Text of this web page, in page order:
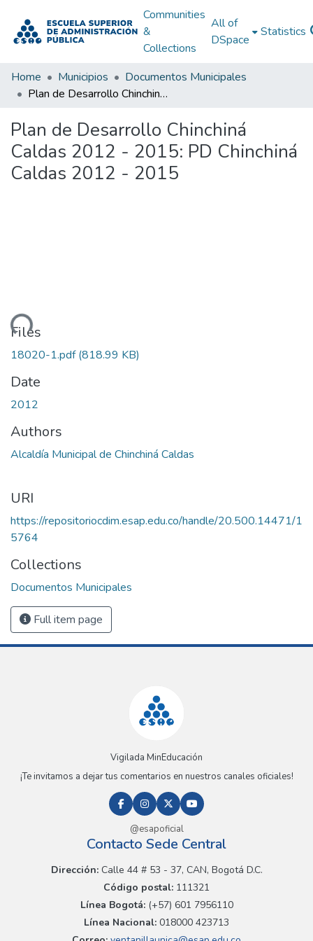
Communities
&
Collections
All of
DSpace
Statistics
Home Municipios
Documentos Municipales
Plan de Desarrollo Chinchiná Caldas 2012 - 2015: PD Chinchiná Caldas 2012 - 2015
Plan de Desarrollo Chinchiná
Caldas 2012 - 2015: PD Chinchiná
Caldas 2012 - 2015
Files
18020-1.pdf(818.99 KB)
Date
2012
Authors
Alcaldía Municipal de Chinchiná Caldas
URI
https://repositoriocdim.esap.edu.co/handle/20.500.14471/1
5764
Collections
Documentos Municipales
Full item page
Vigilada MinEducación
¡Te invitamos a dejar tus comentarios en nuestros canales oficiales!
@esapoficial
Contacto Sede Central
Dirección:Calle 44 # 53 - 37, CAN, Bogotá D.C.
Código postal: 111321
Línea Bogotá:(+57) 601 7956110
Línea Nacional: 018000 423713